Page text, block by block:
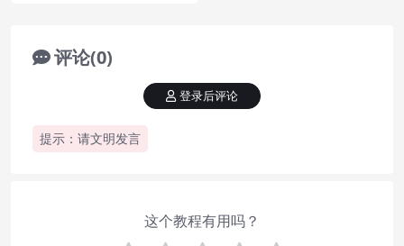
评论(0)
提示：请文明发言
登录后评论
这个教程有用吗？